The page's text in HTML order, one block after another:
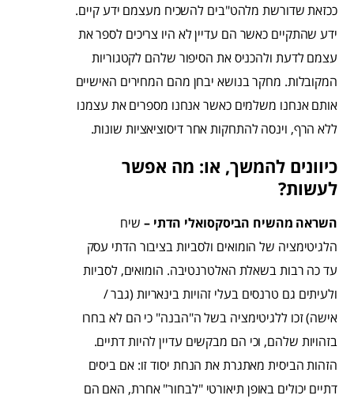
ככזאת שדורשת מלהט"בים להשכיח מעצמם ידע קיים.
ידע שהתקיים כאשר הם עדיין לא היו צריכים לספר את
עצמם לדעת ולהכניס את הסיפור שלהם לקטגוריות
המקובלות. מחקר בנושא יבחן מהם המחירים האישיים
אותם אנחנו משלמים כאשר אנחנו מספרים את עצמנו
ללא הרף, וינסה להתחקות אחר דיסוציאציות שונות.
כיוונים להמשך, או: מה אפשר
לעשות?
השראה מהשיח הביסקסואלי הדתי – שיח
הלגיטימציה של הומואים ולסביות בציבור הדתי עסק
עד כה רבות בשאלת האלטרנטיבה. הומואים, לסביות
ולעיתים גם טרנסים בעלי זהויות בינאריות (גבר /
אישה) זכו ללגיטימציה בשל ה"הבנה" כי הם לא בחרו
בזהויות שלהם, וכי הם מבקשים עדיין להיות דתיים.
הזהות הביסית מאתגרת את הנחת יסוד זו: אם ביסים
דתיים יכולים באופן תיאורטי "לבחור" אחרת, האם הם